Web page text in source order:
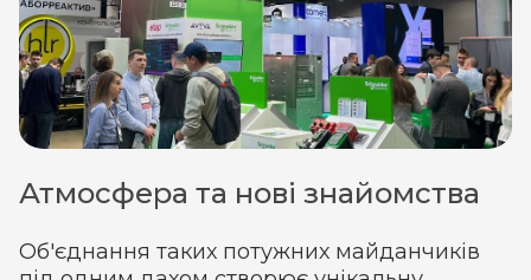
Атмосфера та нові знайомства
Об'єднання таких потужних майданчиків